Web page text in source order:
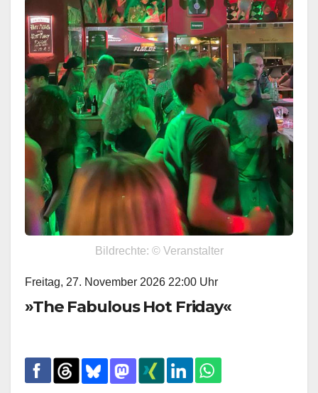
Bildrechte: © Veranstalter
Freitag, 27. November 2026 22:00 Uhr
»The Fabulous Hot Friday«